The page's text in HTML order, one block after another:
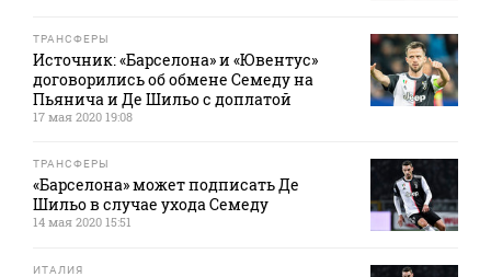
ТРАНСФЕРЫ
Источник: «Барселона» и «Ювентус»
договорились об обмене Семеду на
Пьянича и Де Шильо с доплатой
17 мая 2020 19:08
ТРАНСФЕРЫ
«Барселона» может подписать Де
Шильо в случае ухода Семеду
14 мая 2020 15:51
ИТАЛИЯ